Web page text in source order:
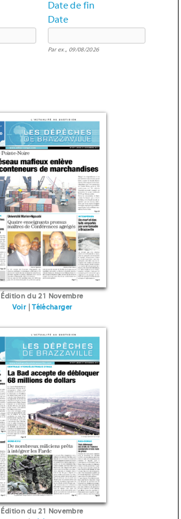
Date de fin
Date
Par ex., 09/08/2026
Édition du 21 Novembre
Voir|Télécharger
Édition du 21 Novembre